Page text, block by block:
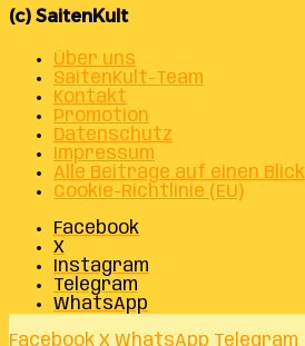
(c) SaitenKult
Über uns
SaitenKult-Team
Kontakt
Promotion
Datenschutz
Impressum
Alle Beiträge auf einen Blick
Cookie-Richtlinie (EU)
Facebook
X
Instagram
Telegram
WhatsApp
Facebook X WhatsApp Telegram